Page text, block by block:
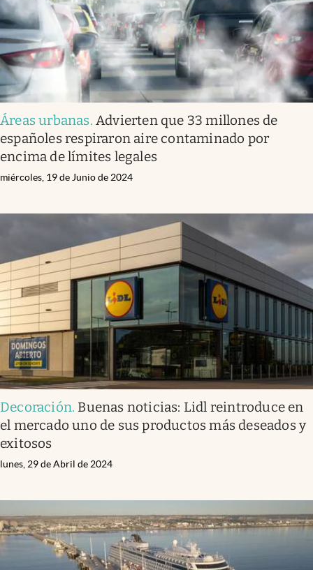
Áreas urbanas.Advierten que 33 millones de
españoles respiraron aire contaminado por
encima de límites legales
miércoles, 19 de Junio de 2024
Decoración. Buenas noticias: Lidl reintroduce en
el mercado uno de sus productos más deseados y
exitosos
lunes, 29 de Abril de 2024